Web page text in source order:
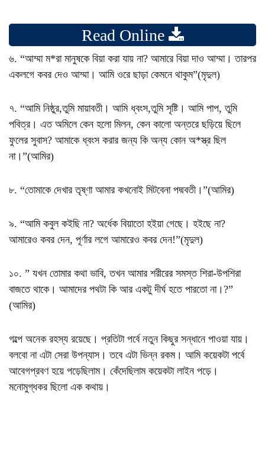
Read Online
৬. “আম্মা ম*রা মানুষকে বিয়া করা যায় না? আমারে বিয়া দাও আম্মা। তারপর
একলগে কবর দেও আম্মা। আমি ওরে ছাড়া কেমনে থাকুম”(মৃদুল)
৭. “আমি নিষ্ঠুর,তুমি মায়াবতী। আমি ধ্বংস,তুমি সৃষ্টি। আমি পাপ, তুমি
পবিত্র। এত অমিলে কেন হলো মিলন, কেন কালো অন্তরে ছড়িয়ে ছিলে
ফুলের সুবাস? আমাকে ধ্বংস করার জন্য কি অন্য কোন অ*স্ত্র ছিল
না।”(আমির)
৮. “তোমাকে দেখার তৃষ্ণা আমার কখনোই মিটবেনা পদ্মবতী।”(আমির)
৯. “আমি কবুল কইছি না? অর্ধেক বিয়াতো হইয়া গেছে। হইছে না?
আমারেও কবর দেন, পূর্ণার লগে আমারেও কবর দেন!”(মৃদুল)
১০. ” যখন তোমার কথা ভাবি, তখন আমার শরীরের সমস্ত শিরা-উপশিরা
বাজতে থাকে। আমাদের পথটা কি আর একটু দীর্ঘ হতে পারতো না।?”
(আমির)
গল্পে অনেক রহস্য রয়েছে। প্রতিটা পর্বে নতুন কিছুর সন্ধানে পাওয়া যায়।
বলবো না এটা সেরা উপন্যাস। তবে এটা ভিন্ন রকম। আমি কয়েকটা পর্বে
আবেগপ্রবণ হয়ে পড়েছিলাম। কেঁদেছিলাম কয়েকটা লাইন পড়ে।
মনোমুগ্ধকর ছিলো এক কথায়।